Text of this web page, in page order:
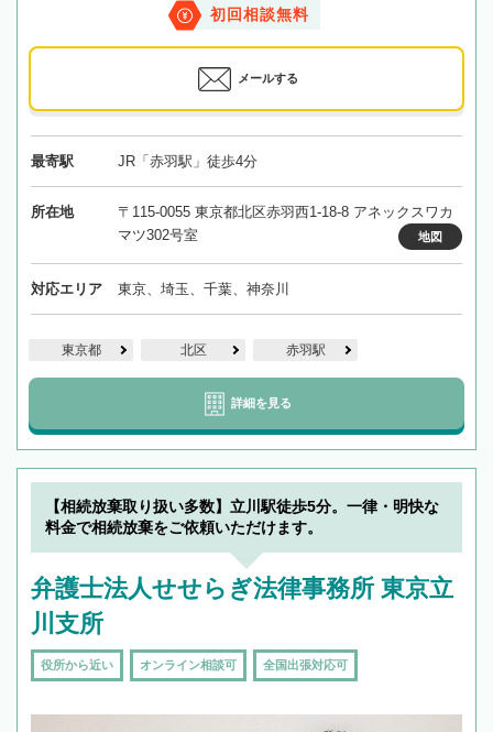
初回相談無料
メールする
最寄駅 JR「赤羽駅」徒歩4分
所在地
〒115-0055 東京都北区赤羽西1-18-8 アネックスワカ
マツ302号室
地図
対応エリア 東京、埼玉、千葉、神奈川
東京都 北区 赤羽駅
詳細を見る
【相続放棄取り扱い多数】立川駅徒歩5分。一律・明快な
料金で相続放棄をご依頼いただけます。
弁護士法人せせらぎ法律事務所 東京立
川支所
役所から近い オンライン相談可 全国出張対応可